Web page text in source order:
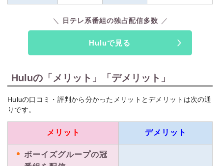
日テレ系番組の独占配信多数
Huluで見る
Huluの「メリット」「デメリット」
Huluの口コミ・評判から分かったメリットとデメリットは次の通
りです。
メリット デメリット
ボーイズグループの冠